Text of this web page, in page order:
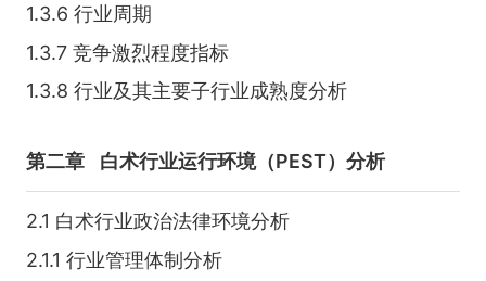
1.3.6 行业周期
1.3.7 竞争激烈程度指标
1.3.8 行业及其主要子行业成熟度分析
第二章 白术行业运行环境（PEST）分析
2.1 白术行业政治法律环境分析
2.1.1 行业管理体制分析